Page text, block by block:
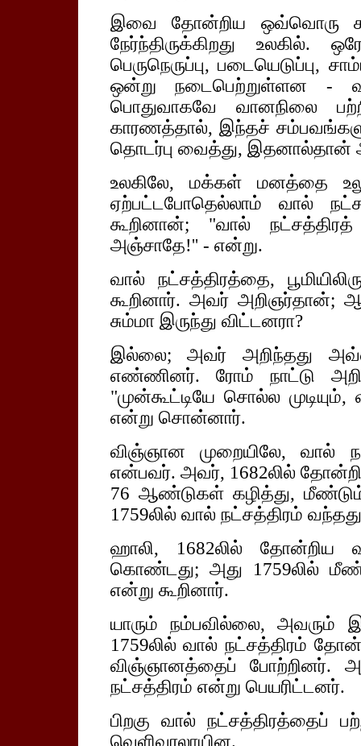
இவை தோன்றிய ஒவ்வொரு
நேர்ந்திருக்கிறது
பெருநெருப்பு,
ஒன்று நடைபெற்றுள்ளன -
பொதுவாகவே வானநிலை
காரணத்தால், இந்தச்
தொடர்பு வைத்து, இதனால்தான்
உலகிலே, மக்கள் மனத்தை
ஏற்பட்டபோதெல்லாம் வால்
கூறினான்; "வால் நட்சத்திரத்
அஞ்சாதே!'' - என்று.
வால் நட்சத்திரத்தை,
கூறினார். அவர் அறிஞர்தான்;
சும்மா இருந்து விட்டனரா?
இல்லை; அவர் அறிந்தது
எண்ணினர். ரோம் நாட்டு
"முன்கூட்டியே சொல்ல
என்று சொன்னார்.
விஞ்ஞான முறையிலே, வால்
என்பவர். அவர், 1682லில்
76 ஆண்டுகள் கழித்து,
1759லில் வால் நட்சத்திரம்
ஹாலி, 1682லில்
கொண்டது; அது 1759லில்
என்று கூறினார்.
யாரும் நம்பவில்லை, அவரும்
1759லில் வால் நட்சத்திரம்
விஞ்ஞானத்தைப் போற்றினர்.
நட்சத்திரம் என்று பெயரிட்டனர்.
பிறகு வால் நட்சத்திரத்தைப்
வெளிவரலாயின.